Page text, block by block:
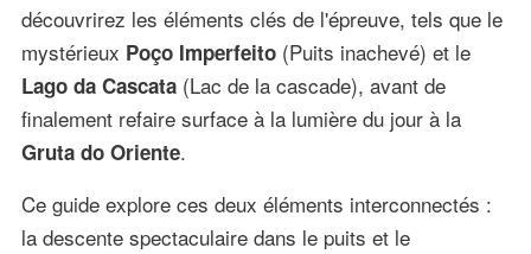
découvrirez les éléments clés de l'épreuve, tels que le
mystérieux Poço Imperfeito(Puits inachevé) et le
Lago da Cascata(Lac de la cascade), avant de
finalement refaire surface à la lumière du jour à la
Gruta do Oriente.
Ce guide explore ces deux éléments interconnectés :
la descente spectaculaire dans le puits et le